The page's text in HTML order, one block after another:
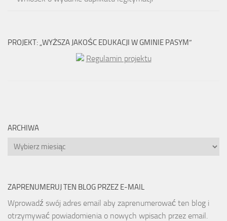
PROJEKT: „WYŻSZA JAKOŚC EDUKACJI W GMINIE PASYM”
Regulamin projektu
ARCHIWA
Archiwa
ZAPRENUMERUJ TEN BLOG PRZEZ E-MAIL
Wprowadź swój adres email aby zaprenumerować ten blog i
otrzymywać powiadomienia o nowych wpisach przez email.